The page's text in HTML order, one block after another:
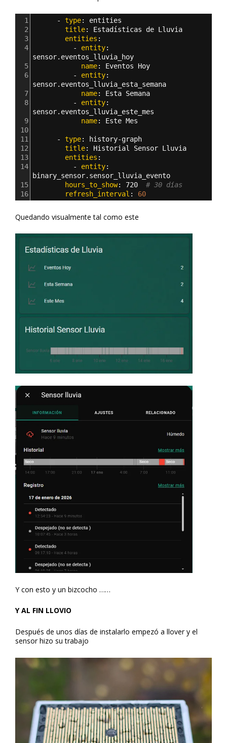
1 - type: entities
2
title: Estadísticas de Lluvia
3
entities :
4
- entity
sensor.eventos_lluvia_hoy
5
name: Eventos Hoy
6
- entity
sensor.eventos_lluvia_esta_semana
7
name: Esta Semana
8
- entity
sensor.eventos_lluvia_este_mes
9
name: Este Mes
10
11
- type:
history-graph
12
title: Historial Sensor Lluvia
13
entities :
14
- entity
binary_sensor.sensor_lluvia_evento
15
hours_to_show: 720 # 30 días
16
refresh_interval : 60
Quedando visualmente tal como este
Y con esto y un bizcocho ……
Y AL FIN LLOVIO
Después de unos días de instalarlo empezó a llover y el
sensor hizo su trabajo